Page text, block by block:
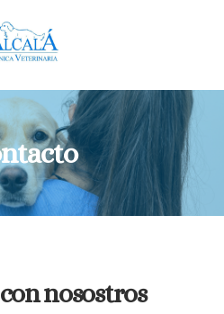
nosostros